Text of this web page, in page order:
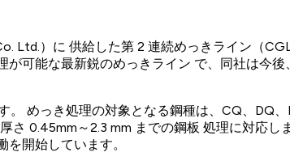
Ltd.）に 供給した第 2 連続めっきライン（
可能な最新鋭のめっきライン で、同社は今
めっき処理の対象となる鋼種は、CQ、DQ
0.45mm～2.3 mm までの鋼板 処理に対応し
開始しています。